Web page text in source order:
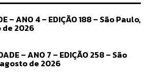
– ANO 4 – EDIÇÃO 188 – São Paulo,
de 2026
– ANO 7 – EDIÇÃO 258 – São
de 2026